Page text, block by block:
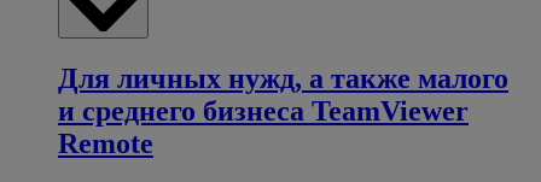
Для личных нужд, а также малого
и среднего бизнеса TeamViewer
Remote